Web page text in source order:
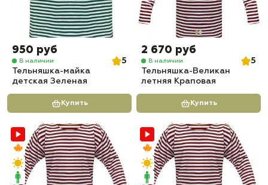
950 руб
В наличии
5
Тельняшка-майка
детская Зеленая
Купить
2 670 руб
В наличии
5
Тельняшка-Великан
летняя Краповая
Купить